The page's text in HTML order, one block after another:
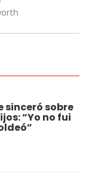
sinceró sobre
“Yo no fui